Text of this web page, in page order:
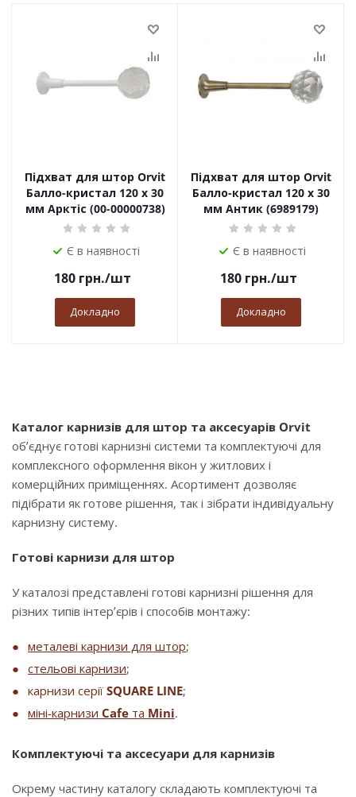
Підхват для штор Orvit
Балло-кристал 120 х 30
мм Арктіс (00-00000738)
Є в наявності
180грн./шт
Докладно
Підхват для штор Orvit
Балло-кристал 120 х 30
мм Антик (6989179)
Є в наявності
180грн./шт
Докладно
Каталог карнизів для штор та аксесуарів Orvit
об’єднує готові карнизні системи та комплектуючі для
комплексного оформлення вікон у житлових і
комерційних приміщеннях. Асортимент дозволяє
підібрати як готове рішення, так і зібрати індивідуальну
карнизну систему.
Готові карнизи для штор
У каталозі представлені готові карнизні рішення для
різних типів інтер’єрів і способів монтажу:
металеві карнизи для штор;
стельові карнизи;
карнизи серії SQUARE LINE;
міні-карнизи Cafe та Mini.
Комплектуючі та аксесуари для карнизів
Окрему частину каталогу складають комплектуючі та